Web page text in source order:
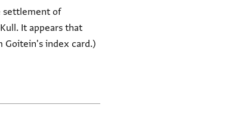
settlement of
It appears that
Goitein's index card.)